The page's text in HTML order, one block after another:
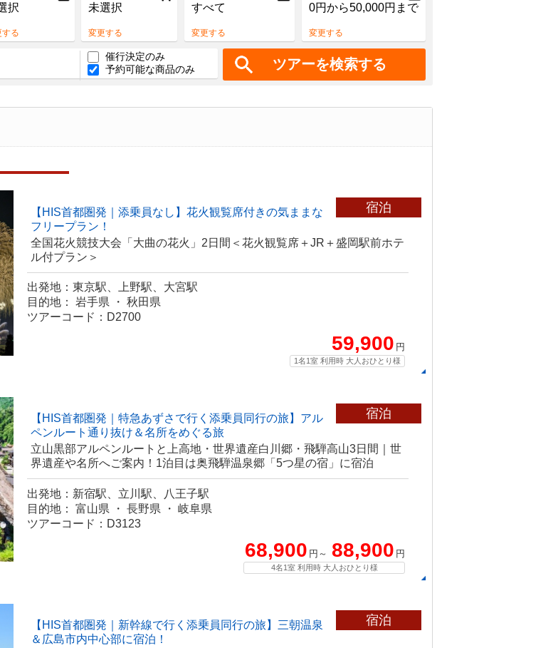
択
する
未選択
変更する
すべて
変更する
0円から50,000円まで
変更する
ツアーを検索する
催行決定のみ
予約可能な商品のみ
宿泊
【HIS首都圏発｜添乗員なし】花火観覧席付きの気ままな
フリープラン！
全国花火競技大会「大曲の花火」2日間＜花火観覧席＋JR＋盛岡駅前ホテ
ル付プラン＞
出発地：東京駅、上野駅、大宮駅
目的地： 岩手県 ・ 秋田県
ツアーコード：D2700
59,900 円
1名1室 利用時 大人おひとり様
宿泊
【HIS首都圏発｜特急あずさで行く添乗員同行の旅】アル
ペンルート通り抜け＆名所をめぐる旅
立山黒部アルペンルートと上高地・世界遺産白川郷・飛騨高山3日間｜世
界遺産や名所へご案内！1泊目は奥飛騨温泉郷「5つ星の宿」に宿泊
出発地：新宿駅、立川駅、八王子駅
目的地： 富山県 ・ 長野県 ・ 岐阜県
ツアーコード：D3123
68,900 円～ 88,900 円
4名1室 利用時 大人おひとり様
宿泊
【HIS首都圏発｜新幹線で行く添乗員同行の旅】三朝温泉
＆広島市内中心部に宿泊！